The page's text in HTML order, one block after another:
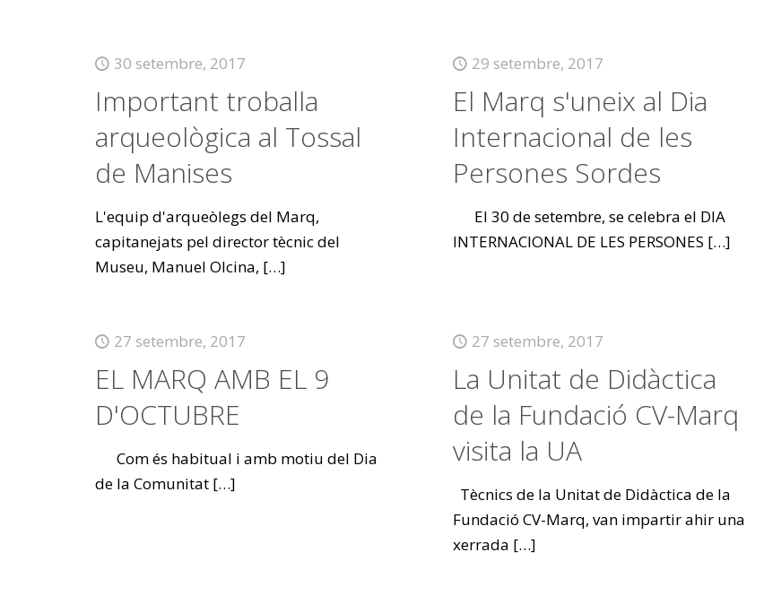
30 setembre, 2017
Important troballa
arqueològica al Tossal
de Manises
L'equip d'arqueòlegs del Marq,
capitanejats pel director tècnic del
Museu, Manuel Olcina, […]
29 setembre, 2017
El Marq s'uneix al Dia
Internacional de les
Persones Sordes
El 30 de setembre, se celebra el DIA
INTERNACIONAL DE LES PERSONES […]
27 setembre, 2017
EL MARQ AMB EL 9
D'OCTUBRE
Com és habitual i amb motiu del Dia
de la Comunitat[…]
27 setembre, 2017
La Unitat de Didàctica
de la Fundació CV-Marq
visita la UA
Tècnics de la Unitat de Didàctica de la
Fundació CV-Marq, van impartir ahir una
xerrada […]